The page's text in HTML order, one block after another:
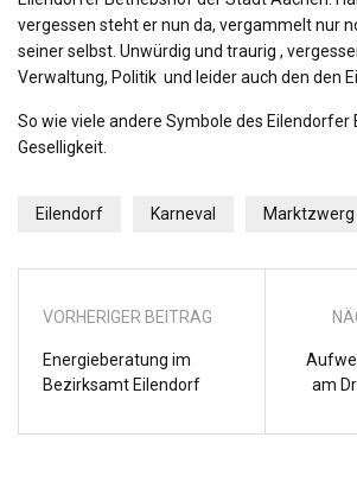
vergessen steht er nun da, vergammelt nur
seiner selbst. Unwürdig und traurig ,
Verwaltung, Politik und leider auch den den
So wie viele andere Symbole des
Geselligkeit.
Eilendorf Karneval Marktzwerg
VORHERIGER BEITRAG
Energieberatung im
Bezirksamt Eilendorf
am